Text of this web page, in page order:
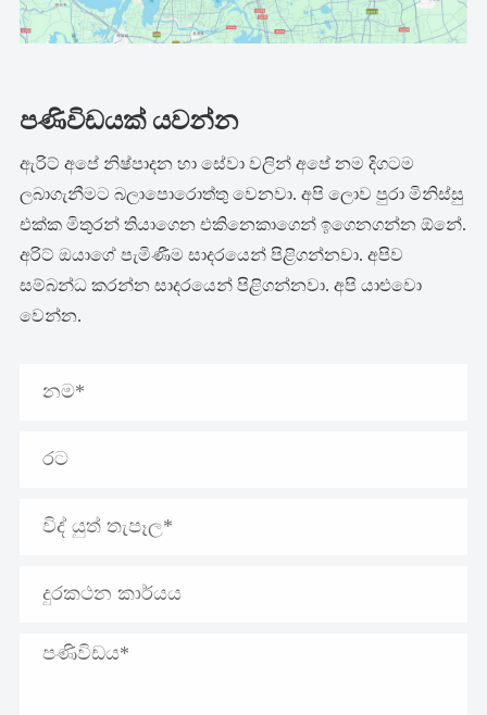
පණිවිඩයක් යවන්න
ඇරිට් අපේ නිෂ්පාදන හා සේවා වලින් අපේ නම දිගටම
ලබාගැනීමට බලාපොරොත්තු වෙනවා. අපි ලොව පුරා මිනිස්සු
එක්ක මිතුරන් තියාගෙන එකිනෙකාගෙන් ඉගෙනගන්න ඕනේ.
අරිට් ඔයාගේ පැමිණීම සාදරයෙන් පිළිගන්නවා. අපිව
සම්බන්ධ කරන්න සාදරයෙන් පිළිගන්නවා. අපි යාළුවො
වෙන්න.